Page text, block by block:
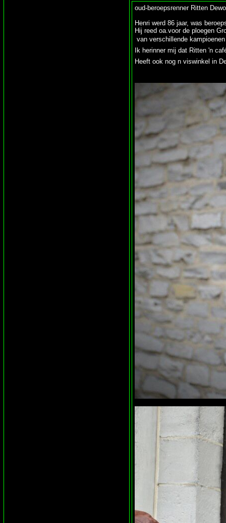
oud-beroepsrenner Ritten
Henri werd 86 jaar, was
Hij reed oa.voor de ploegen
van verschillende
Ik herinner mij dat Ritten 'n
Heeft ook nog n viswinkel in